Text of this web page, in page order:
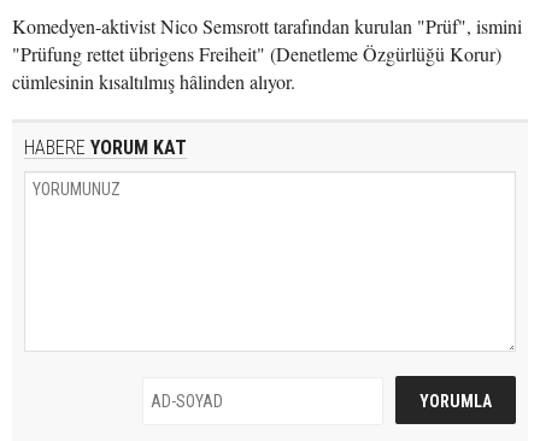
Komedyen-aktivist Nico Semsrott tarafından kurulan "Prüf", ismini
"Prüfung rettet übrigens Freiheit" (Denetleme Özgürlüğü Korur)
cümlesinin kısaltılmış hâlinden alıyor.
HABERE YORUM KAT